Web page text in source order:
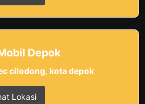
Depok
cilodong, kota depok
Lokasi